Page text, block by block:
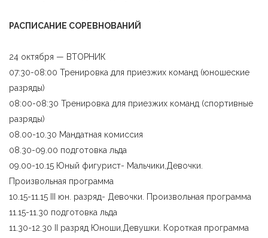
РАСПИСАНИЕ СОРЕВНОВАНИЙ
24 октября — ВТОРНИК
07:30-08:00 Тренировка для приезжих команд (юношеские
разряды)
08:00-08:30 Тренировка для приезжих команд (спортивные
разряды)
08.00-10.30 Мандатная комиссия
08.30-09.00 подготовка льда
09.00-10.15 Юный фигурист- Мальчики,Девочки.
Произвольная программа
10.15-11.15 III юн. разряд- Девочки. Произвольная программа
11.15-11.30 подготовка льда
11.30-12.30 II разряд Юноши,Девушки. Короткая программа